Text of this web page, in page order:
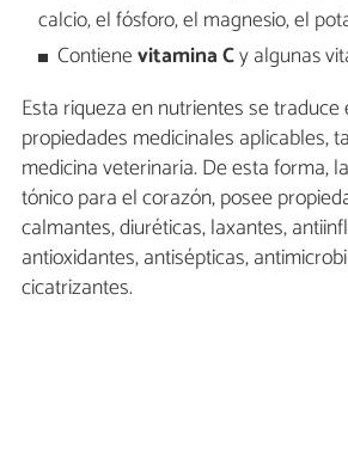
calcio, el fósforo, el magnesio, el
Contienevitamina Cy algunas
Esta riqueza en nutrientes se traduce
propiedades medicinales aplicables,
medicina veterinaria. De esta forma,
tónico para el corazón, posee
calmantes, diuréticas, laxantes,
antioxidantes, antisépticas,
cicatrizantes.